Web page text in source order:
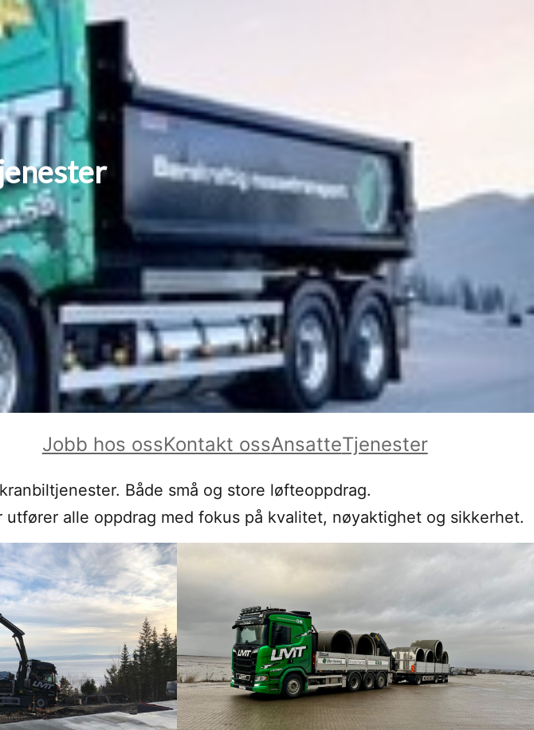
Jobb hos ossKontakt ossAnsatteTjenester
Både små og store løfteoppdrag.
alle oppdrag med fokus på kvalitet, nøyaktighet og sikkerhet.